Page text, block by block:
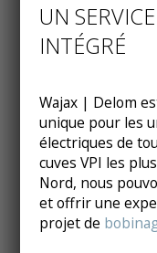
UN
INTÉGRÉ
Wajax | Delom
unique pour les
électriques de
cuves VPI les
Nord, nous
et offrir une
projet de